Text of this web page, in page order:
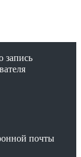
запись
почты